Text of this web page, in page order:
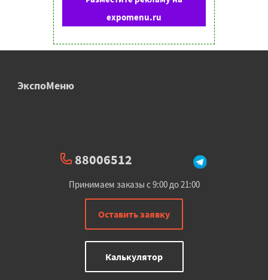
expomenu.ru
ЭкспоМеню
88006512
Принимаем заказы с 9:00 до 21:00
Оставить заявку
Калькулятор